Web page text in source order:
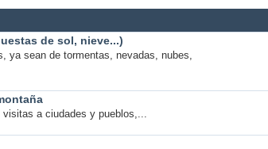
de sol, nieve...)
ya sean de tormentas, nevadas, nubes,
a ciudades y pueblos,...